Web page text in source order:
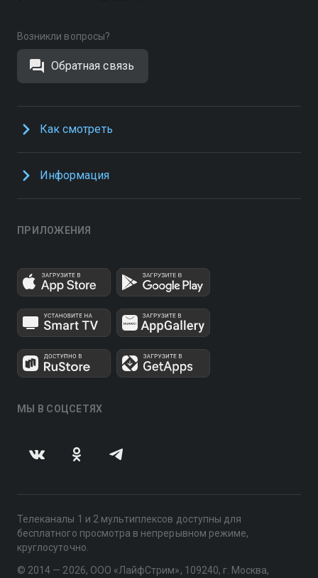
Возникли вопросы?
Обратная связь
Как смотреть
Информация
ПРИЛОЖЕНИЯ
МЫ В СОЦСЕТЯХ
Телеканалы 1 и 2 мультиплексов доступны для
бесплатного просмотра в непрерывном режиме,
круглосуточно.
© 2014 — 2026, ООО «ЛайфСтрим», 109240, г. Москва,